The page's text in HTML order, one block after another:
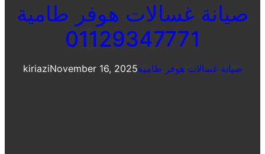
صيانة غسالات هوفر طامية
01129347771
kiriaziNovember 16, 2025صيانة غسالات هوفر طامية